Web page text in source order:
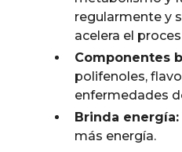
regularmente y
acelera el
Componentes
polifenoles,
enfermedades
Brinda energía:
más energía.